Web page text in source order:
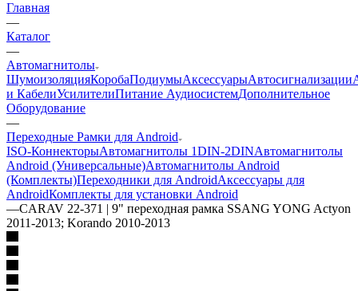
Главная
—
Каталог
—
Автомагнитолы
ШумоизоляцияКоробаПодиумыАксессуарыАвтосигнализации
и КабелиУсилителиПитание АудиосистемДополнительное
Оборудование
—
Переходные Рамки для Android
ISO-КоннекторыАвтомагнитолы 1DIN-2DINАвтомагнитолы
Android (Универсальные)Автомагнитолы Android
(Комплекты)Переходники для AndroidАксессуары для
AndroidКомплекты для установки Android
—CARAV 22-371 | 9" переходная рамка SSANG YONG Actyon
2011-2013; Korando 2010-2013